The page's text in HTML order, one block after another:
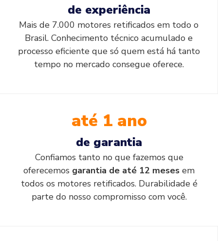
de experiência
Mais de 7.000 motores retificados em todo o
Brasil. Conhecimento técnico acumulado e
processo eficiente que só quem está há tanto
tempo no mercado consegue oferece.
até 1 ano
de garantia
Confiamos tanto no que fazemos que
oferecemos garantia de até 12 meses em
todos os motores retificados. Durabilidade é
parte do nosso compromisso com você.